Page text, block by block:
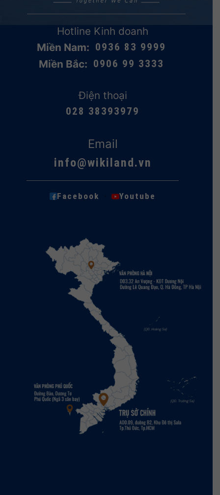
Hotline Kinh doanh
Miền Nam: 0936 83 9999
Miền Bắc: 0906 99 3333
Điện thoại
028 38393979
Email
info@wikiland.vn
Facebook · Youtube